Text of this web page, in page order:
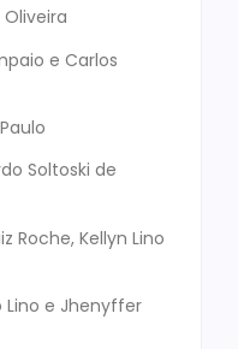
e Carlos
Soltoski de
Roche, Kellyn Lino
Lino e Jhenyffer